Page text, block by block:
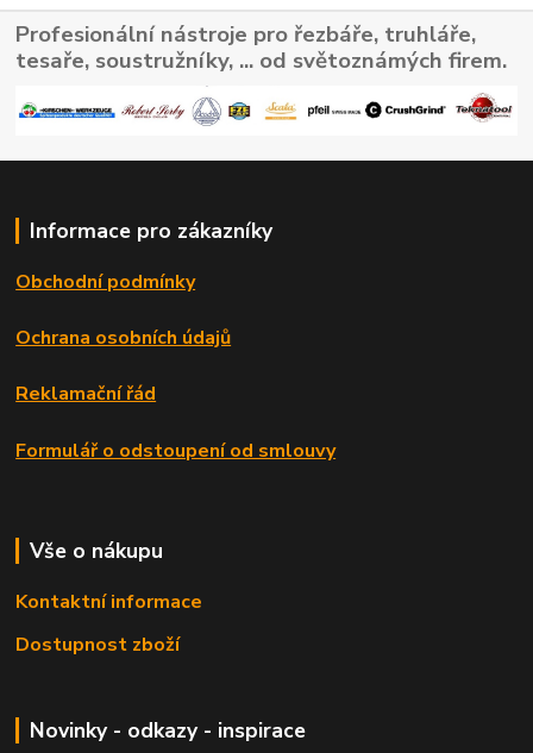
Profesionální nástroje pro řezbáře, truhláře,
tesaře, soustružníky, ... od světoznámých firem.
Informace pro zákazníky
Obchodní podmínky
Ochrana osobních údajů
Reklamační řád
Formulář o odstoupení od smlouvy
Vše o nákupu
Kontaktní informace
Dostupnost zboží
Novinky - odkazy - inspirace